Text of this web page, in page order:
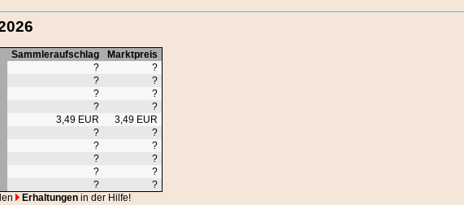
Sammleraufschlag
Marktpreis
?
?
?
?
?
?
?
?
3,49 EUR
3,49 EUR
?
?
?
?
?
?
?
?
?
?
Erhaltungen in der Hilfe!